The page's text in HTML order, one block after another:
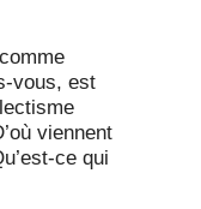
vous, est
viennent
ce qui